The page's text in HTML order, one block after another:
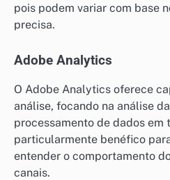
pois podem variar com base
precisa.
Adobe Analytics
O Adobe Analytics oferece
análise, focando na análise
processamento de dados em
particularmente benéfico
entender o comportamento
canais.